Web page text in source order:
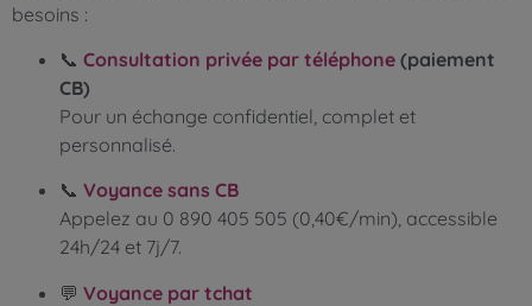
besoins :
📞 Consultation privée par téléphone (paiement
CB)
Pour un échange confidentiel, complet et
personnalisé.
📞 Voyance sans CB
Appelez au 0 890 405 505 (0,40€/min), accessible
24h/24 et 7j/7.
💬 Voyance par tchat